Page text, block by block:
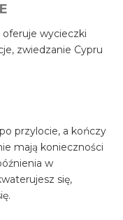
wycieczki
zwiedzanie Cypru
przylocie, a kończy
mają konieczności
w
się,